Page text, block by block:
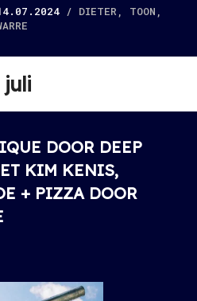
/ DIETER, TOON,
DOOR DEEP
KIM KENIS,
+ PIZZA DOOR